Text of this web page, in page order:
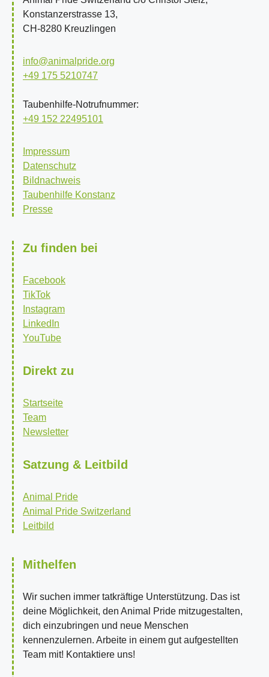
Konstanzerstrasse 13,
CH-8280 Kreuzlingen
info@animalpride.org
+49 175 5210747
Taubenhilfe-Notrufnummer:
+49 152 22495101
Impressum
Datenschutz
Bildnachweis
Taubenhilfe Konstanz
Presse
Zu finden bei
Facebook
TikTok
Instagram
LinkedIn
YouTube
Direkt zu
Startseite
Team
Newsletter
Satzung & Leitbild
Animal Pride
Animal Pride Switzerland
Leitbild
Mithelfen
Wir suchen immer tatkräftige Unterstützung. Das ist
deine Möglichkeit, den Animal Pride mitzugestalten,
dich einzubringen und neue Menschen
kennenzulernen. Arbeite in einem gut aufgestellten
Team mit! Kontaktiere uns!